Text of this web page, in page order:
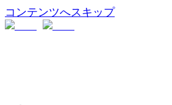
コンテンツへスキップ